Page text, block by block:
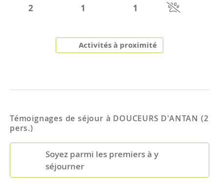
2 1 1
Activités à proximité
Témoignages de séjour à DOUCEURS D'ANTAN (2
pers.)
Soyez parmi les premiers à y
séjourner